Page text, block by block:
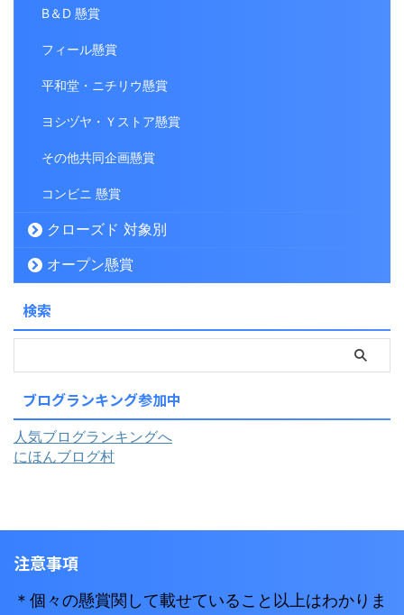
B＆D 懸賞
フィール懸賞
平和堂・ニチリウ懸賞
ヨシヅヤ・Ｙストア懸賞
その他共同企画懸賞
コンビニ 懸賞
クローズド 対象別
オープン懸賞
検索
ブログランキング参加中
人気ブログランキングへ
にほんブログ村
注意事項
＊個々の懸賞関して載せていること以上はわかりま